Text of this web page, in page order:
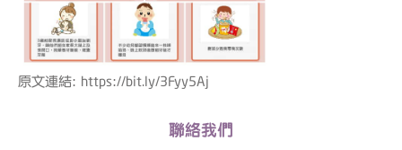
原文連結: https://bit.ly/3Fyy5Aj
聯絡我們